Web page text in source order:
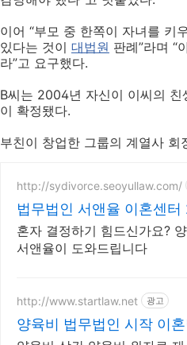
이어 “부모 중 한쪽이 자녀를 키
있다는 것이 대법원 판례”라며
라”고 요구했다.
B씨는 2004년 자신이 이씨의
이 확정됐다.
부친이 창업한 그룹의 계열사
http://sydivorce.seoyullaw.com/
법무법인 서앤율 이혼센
혼자 결정하기 힘드신가요?
서앤율이 도와드립니다
http://www.startlaw.net 광고
양육비 법무법인 시작 이